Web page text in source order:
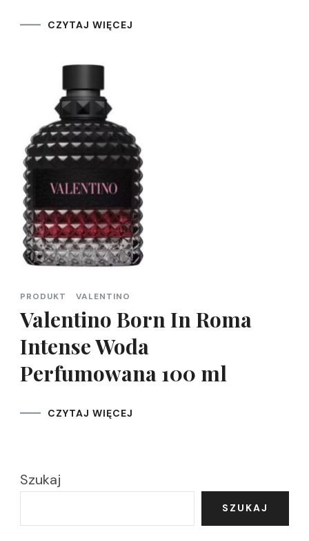
CZYTAJ WIĘCEJ
PRODUKT VALENTINO
Valentino Born In Roma
Intense Woda
Perfumowana 100 ml
CZYTAJ WIĘCEJ
Szukaj
SZUKAJ